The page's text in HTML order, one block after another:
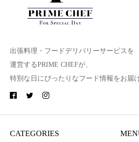
出張料理・フードデリバリーサービスを
運営するPRIME CHEFが、
特別な日にぴったりなフード情報をお届
CATEGORIES